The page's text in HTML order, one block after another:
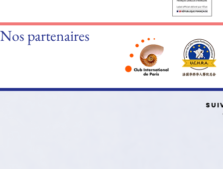
Nos partenaires